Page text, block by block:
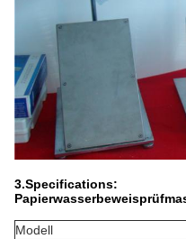
3.Specifications:
Modell